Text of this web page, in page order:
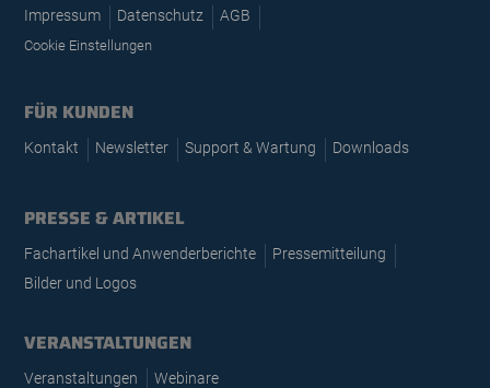
Impressum Datenschutz AGB
Cookie Einstellungen
FÜR KUNDEN
Kontakt Newsletter Support & Wartung Downloads
PRESSE & ARTIKEL
Fachartikel und Anwenderberichte
Pressemitteilung
Bilder und Logos
VERANSTALTUNGEN
Veranstaltungen Webinare